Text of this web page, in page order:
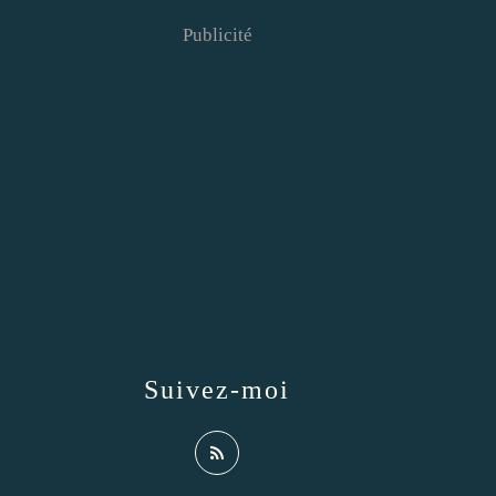
Suivez-moi
Publicité